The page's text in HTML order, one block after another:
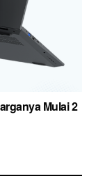
Mulai 2